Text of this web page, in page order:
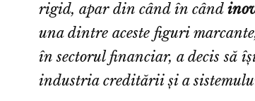
rigid, apar din când în când
una dintre aceste figuri
în sectorul financiar, a decis să
industria creditării și a